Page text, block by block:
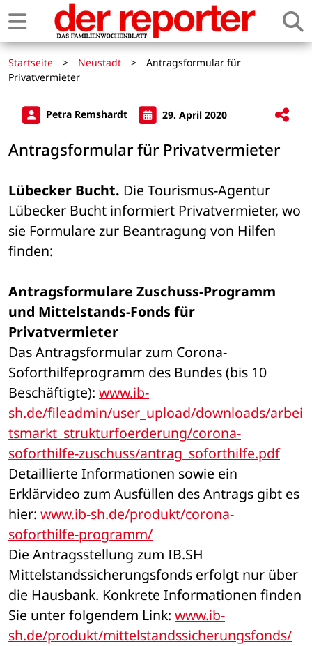
Startseite > Neustadt >
Antragsformular für
Privatvermieter
Petra Remshardt 29. April 2020
Antragsformular für Privatvermieter
Lübecker Bucht. Die Tourismus-Agentur
Lübecker Bucht informiert Privatvermieter, wo
sie Formulare zur Beantragung von Hilfen
finden:
Antragsformulare Zuschuss-Programm
und Mittelstands-Fonds für
Privatvermieter
Das Antragsformular zum Corona-
Soforthilfeprogramm des Bundes (bis 10
Beschäftigte): www.ib-
sh.de/fileadmin/user_upload/downloads/arbei
tsmarkt_strukturfoerderung/corona-
soforthilfe-zuschuss/antrag_soforthilfe.pdf
Detaillierte Informationen sowie ein
Erklärvideo zum Ausfüllen des Antrags gibt es
hier: www.ib-sh.de/produkt/corona-
soforthilfe-programm/
Die Antragsstellung zum IB.SH
Mittelstandssicherungsfonds erfolgt nur über
die Hausbank. Konkrete Informationen finden
Sie unter folgendem Link: www.ib-
sh.de/produkt/mittelstandssicherungsfonds/